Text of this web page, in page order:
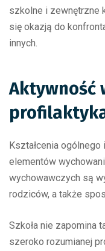
szkolne i zewnętrzne
się okazją do
innych.
Aktywność
Kształcenia
elementów
wychowawczych są
rodziców, a także
Szkoła nie zapomina
szeroko rozumianej